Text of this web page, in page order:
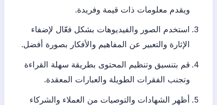
ويقدم معلومات ذات قيمة وفريدة.
استخدم الصور والفيديوهات بشكل فعّال لإضفاء
الإثارة والتعبير عن المفاهيم والأفكار بصورة أفضل.
قم بتنسيق وتنظيم المحتوى بطريقة سهلة القراءة
وتجنب الفقرات الطويلة والعبارات المعقدة.
أظهر الشهادات والتوصيات من العملاء والشركاء